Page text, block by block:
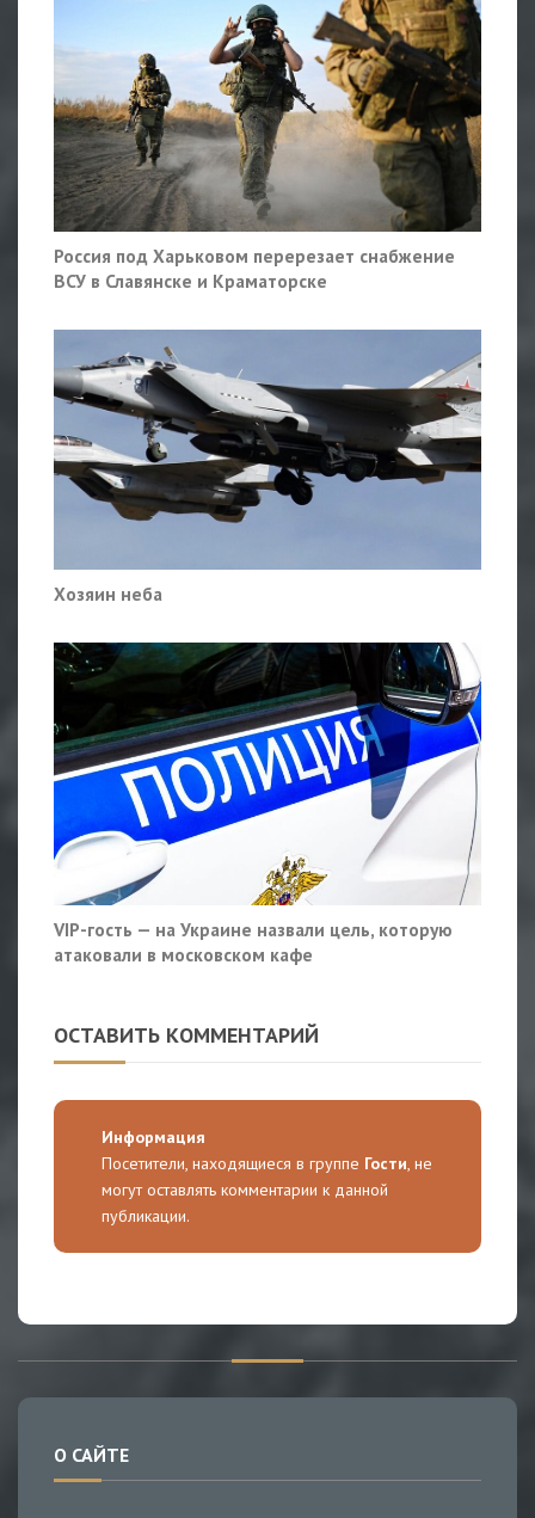
Россия под Харьковом перерезает снабжение
ВСУ в Славянске и Краматорске
Хозяин неба
VIP-гость — на Украине назвали цель, которую
атаковали в московском кафе
ОСТАВИТЬ КОММЕНТАРИЙ
Информация
Посетители, находящиеся в группе Гости, не
могут оставлять комментарии к данной
публикации.
О САЙТЕ